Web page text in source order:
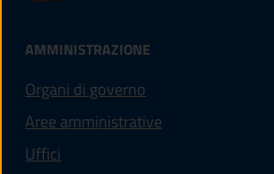
AMMINISTRAZIONE
Organi di governo
Aree amministrative
Uffici